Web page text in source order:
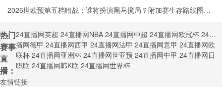
2026世欧预第五档暗战：谁将扮演黑马搅局？附加赛生存路线图全
热门
赛事
直
播：
24直播网英超 24直播网NBA 24直播网中超 24直播网欧冠杯 24直
播网德甲 24直播网西甲 24直播网法甲 24直播网意甲 24直播网欧
联杯 24直播网亚洲杯 24直播网世亚预 24直播网中甲 24直播网日
职联 24直播网韩K联 24直播网世界杯
友情链接